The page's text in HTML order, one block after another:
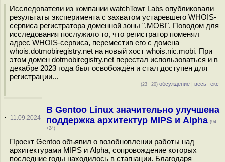
Исследователи из компании watchTowr Labs опубликовали
результаты эксперимента с захватом устаревшего WHOIS-
сервиса регистратора доменной зоны ".MOBI". Поводом для
исследования послужило то, что регистратор поменял
адрес WHOIS-сервиса, переместив его с домена
whois.dotmobiregistry.net на новый хост whois.nic.mobi. При
этом домен dotmobiregistry.net перестал использоваться и в
декабре 2023 года был освобождён и стал доступен для
регистрации...
(23 +20) обсуждение | весь текст
· 11.09.2024
В Gentoo Linux значительно улучшена
поддержка архитектур MIPS и Alpha (94
+24)
Проект Gentoo объявил о возобновлении работы над
архитектурами MIPS и Alpha, сопровождение которых
последние годы находилось в стагнации. Благодаря